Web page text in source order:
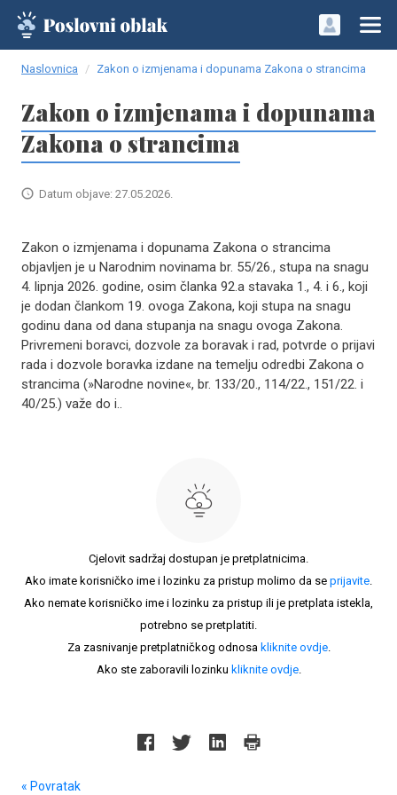
Naslovnica Zakon o izmjenama i dopunama Zakona o strancima
Zakon o izmjenama i dopunama
Zakona o strancima
Datum objave: 27.05.2026.
Zakon o izmjenama i dopunama Zakona o strancima
objavljen je u Narodnim novinama br. 55/26., stupa na snagu
4. lipnja 2026. godine, osim članka 92.a stavaka 1., 4. i 6., koji
je dodan člankom 19. ovoga Zakona, koji stupa na snagu
godinu dana od dana stupanja na snagu ovoga Zakona.
Privremeni boravci, dozvole za boravak i rad, potvrde o prijavi
rada i dozvole boravka izdane na temelju odredbi Zakona o
strancima (»Narodne novine«, br. 133/20., 114/22., 151/22. i
40/25.) važe do i..
Cjelovit sadržaj dostupan je pretplatnicima.
Ako imate korisničko ime i lozinku za pristup molimo da se prijavite.
Ako nemate korisničko ime i lozinku za pristup ili je pretplata istekla,
potrebno se pretplatiti.
Za zasnivanje pretplatničkog odnosa kliknite ovdje.
Ako ste zaboravili lozinku kliknite ovdje.
« Povratak